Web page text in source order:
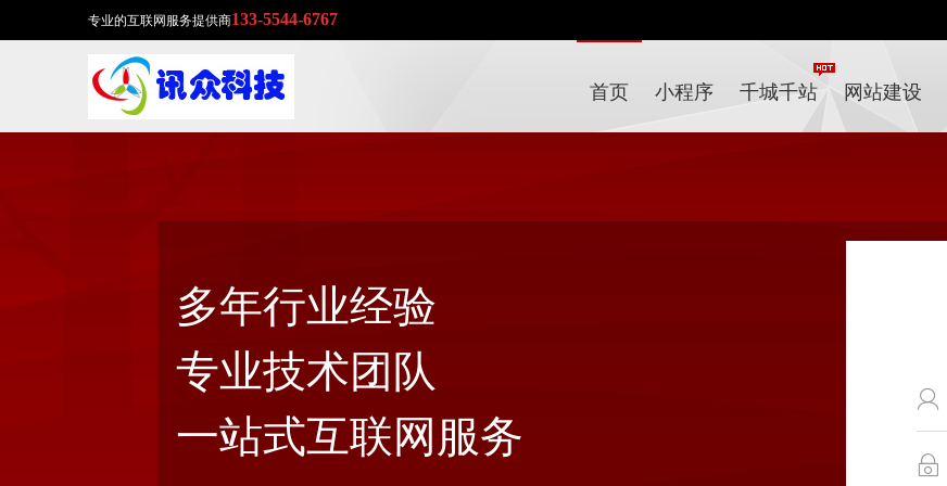
专业的互联网服务提供商133-5544-6767
首页 小程序 千城千站 网站建设
多年行业经验
专业技术团队
一站式互联网服务